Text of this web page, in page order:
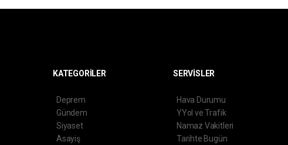
KATEGORİLER
Deprem
Gündem
Siyaset
Asayiş
SERVİSLER
Hava Durumu
YYol ve Trafik
Namaz Vakitleri
Tarihte Bugün